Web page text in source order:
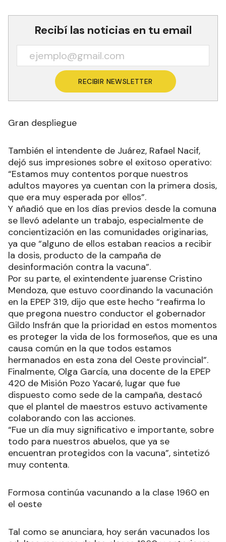
Recibí las noticias en tu email
RECIBIR NEWSLETTER
Gran despliegue
También el intendente de Juárez, Rafael Nacif,
dejó sus impresiones sobre el exitoso operativo:
“Estamos muy contentos porque nuestros
adultos mayores ya cuentan con la primera dosis,
que era muy esperada por ellos”.
Y añadió que en los días previos desde la comuna
se llevó adelante un trabajo, especialmente de
concientización en las comunidades originarias,
ya que “alguno de ellos estaban reacios a recibir
la dosis, producto de la campaña de
desinformación contra la vacuna”.
Por su parte, el exintendente juarense Cristino
Mendoza, que estuvo coordinando la vacunación
en la EPEP 319, dijo que este hecho “reafirma lo
que pregona nuestro conductor el gobernador
Gildo Insfrán que la prioridad en estos momentos
es proteger la vida de los formoseños, que es una
causa común en la que todos estamos
hermanados en esta zona del Oeste provincial”.
Finalmente, Olga García, una docente de la EPEP
420 de Misión Pozo Yacaré, lugar que fue
dispuesto como sede de la campaña, destacó
que el plantel de maestros estuvo activamente
colaborando con las acciones.
“Fue un día muy significativo e importante, sobre
todo para nuestros abuelos, que ya se
encuentran protegidos con la vacuna”, sintetizó
muy contenta.
Formosa continúa vacunando a la clase 1960 en
el oeste
Tal como se anunciara, hoy serán vacunados los